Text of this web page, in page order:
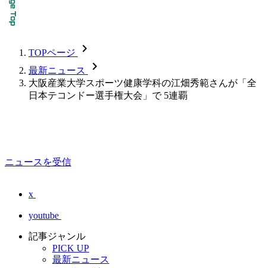
TOPページ chevron_forward
最新ニュース chevron_forward
大阪産業大学スポーツ健康学科の江畑秀範さんが「全
日本テコンドー選手権大会」で 5連覇
ニュースを受信
x
youtube
記事ジャンル
PICK UP
最新ニュース